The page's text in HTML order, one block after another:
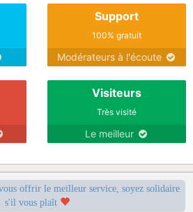
Support
100% gratuit
Modérateurs à l'écoute
Visiteurs
Très visité
Le meilleur
offrir le meilleur service, soyez solidaire
s'il vous plaît